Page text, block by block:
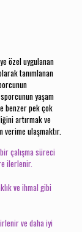
özel uygulanan
tanımlanan
yaşam
benzer pek çok
artırmak ve
verime ulaşmaktır.
çalışma süreci
ilerlenir.
ve ihmal gibi
ve daha iyi